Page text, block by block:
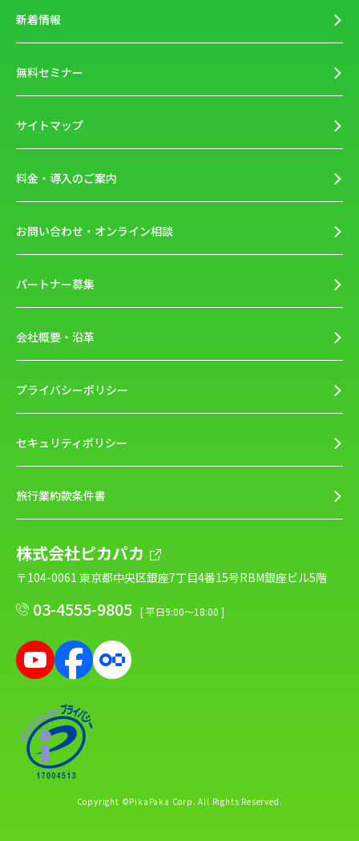
新着情報
無料セミナー
サイトマップ
料金・導入のご案内
お問い合わせ・オンライン相談
パートナー募集
会社概要・沿革
プライバシーポリシー
セキュリティポリシー
旅行業約款条件書
株式会社ピカパカ
〒104-0061 東京都中央区銀座7丁目4番15号RBM銀座ビル5階
03-4555-9805 [ 平日9:00～18:00 ]
Copyright ©PikaPaka Corp. All Rights Reserved.